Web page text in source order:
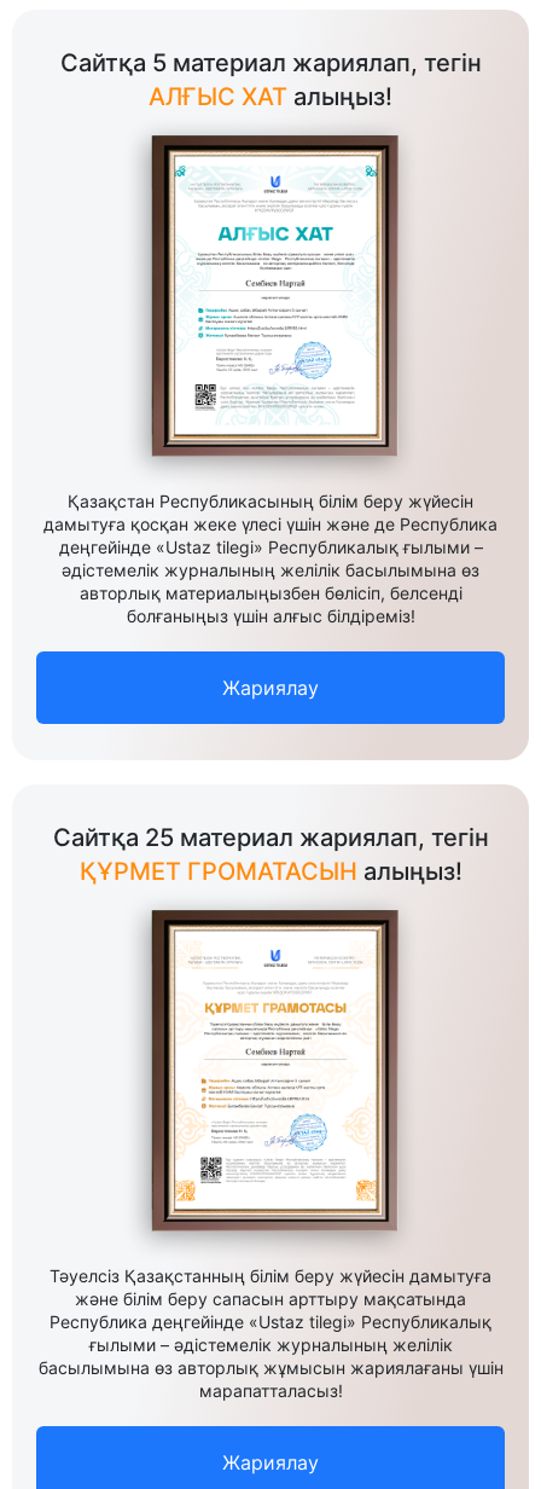
Сайтқа 5 материал жариялап, тегін
АЛҒЫС ХАТ алыңыз!
Қазақстан Республикасының білім беру жүйесін
дамытуға қосқан жеке үлесі үшін және де Республика
деңгейінде «Ustaz tilegi» Республикалық ғылыми –
әдістемелік журналының желілік басылымына өз
авторлық материалыңызбен бөлісіп, белсенді
болғаныңыз үшін алғыс білдіреміз!
Жариялау
Сайтқа 25 материал жариялап, тегін
ҚҰРМЕТ ГРОМАТАСЫН алыңыз!
Тәуелсіз Қазақстанның білім беру жүйесін дамытуға
және білім беру сапасын арттыру мақсатында
Республика деңгейінде «Ustaz tilegi» Республикалық
ғылыми – әдістемелік журналының желілік
басылымына өз авторлық жұмысын жариялағаны үшін
марапатталасыз!
Жариялау